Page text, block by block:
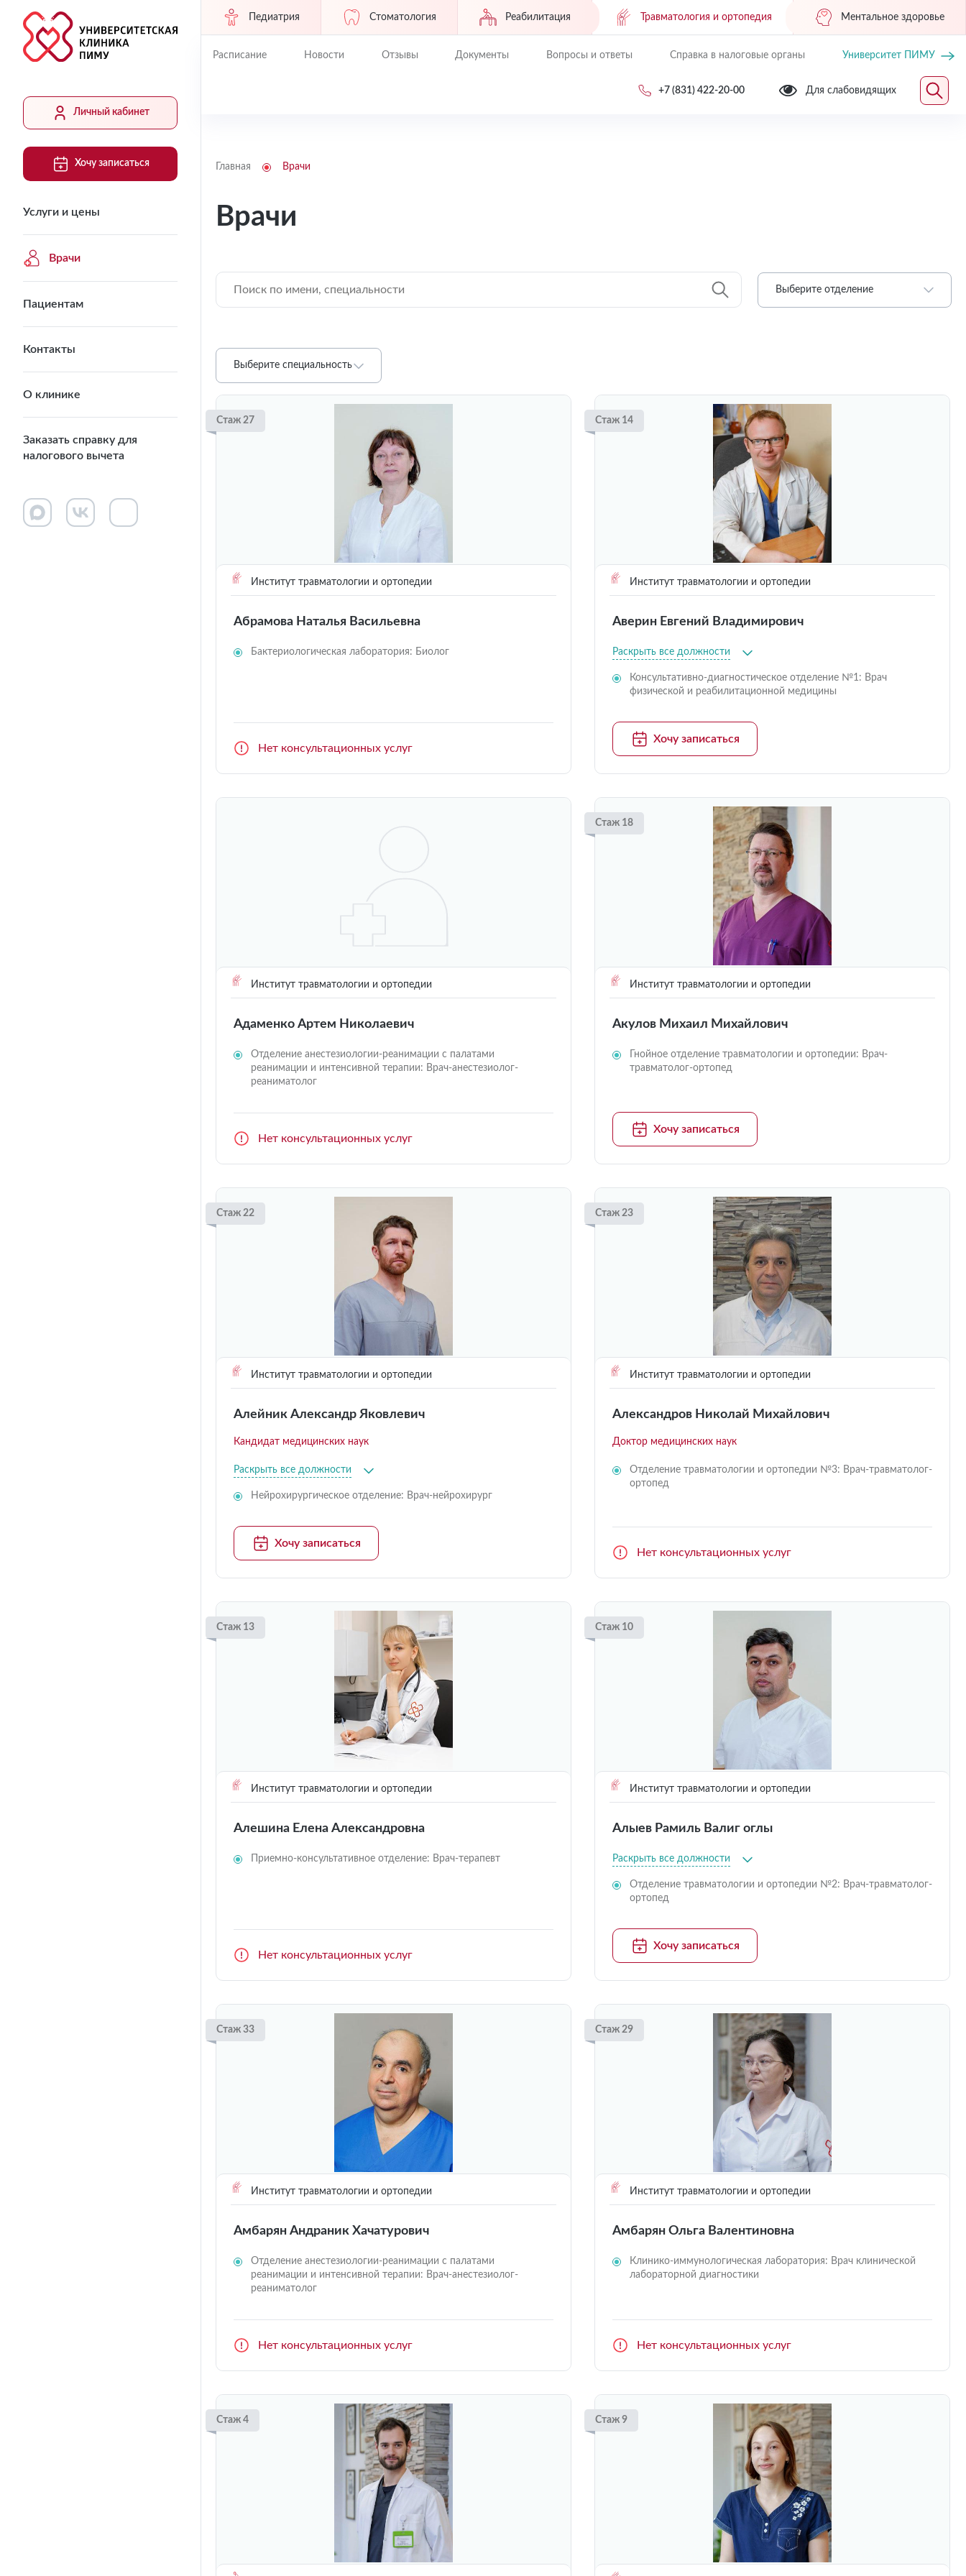
Личный кабинет
Хочу записаться
Услуги и цены
Врачи
Пациентам
Контакты
О клинике
Заказать справку для
налогового вычета
Педиатрия Стоматология Реабилитация Травматология и ортопедия Ментальное здоровье
Расписание Новости Отзывы Документы Вопросы и ответы Справка в налоговые органы Университет ПИМУ
+7 (831) 422-20-00 Для слабовидящих
Главная Врачи
Врачи
Выберите отделение
Выберите специальность
Стаж 27
Институт травматологии и ортопедии
Абрамова Наталья Васильевна
Бактериологическая лаборатория: Биолог
Нет консультационных услуг
Стаж 14
Институт травматологии и ортопедии
Аверин Евгений Владимирович
Раскрыть все должности
Консультативно-диагностическое отделение №1: Врач
физической и реабилитационной медицины
Хочу записаться
Институт травматологии и ортопедии
Адаменко Артем Николаевич
Отделение анестезиологии-реанимации с палатами
реанимации и интенсивной терапии: Врач-анестезиолог-
реаниматолог
Нет консультационных услуг
Стаж 18
Институт травматологии и ортопедии
Акулов Михаил Михайлович
Гнойное отделение травматологии и ортопедии: Врач-
травматолог-ортопед
Хочу записаться
Стаж 22
Институт травматологии и ортопедии
Алейник Александр Яковлевич
Кандидат медицинских наук
Раскрыть все должности
Нейрохирургическое отделение: Врач-нейрохирург
Хочу записаться
Стаж 23
Институт травматологии и ортопедии
Александров Николай Михайлович
Доктор медицинских наук
Отделение травматологии и ортопедии №3: Врач-травматолог-
ортопед
Нет консультационных услуг
Стаж 13
Институт травматологии и ортопедии
Алешина Елена Александровна
Приемно-консультативное отделение: Врач-терапевт
Нет консультационных услуг
Стаж 10
Институт травматологии и ортопедии
Алыев Рамиль Валиг оглы
Раскрыть все должности
Отделение травматологии и ортопедии №2: Врач-травматолог-
ортопед
Хочу записаться
Стаж 33
Институт травматологии и ортопедии
Амбарян Андраник Хачатурович
Отделение анестезиологии-реанимации с палатами
реанимации и интенсивной терапии: Врач-анестезиолог-
реаниматолог
Нет консультационных услуг
Стаж 29
Институт травматологии и ортопедии
Амбарян Ольга Валентиновна
Клинико-иммунологическая лаборатория: Врач клинической
лабораторной диагностики
Нет консультационных услуг
Стаж 4 Стаж 9